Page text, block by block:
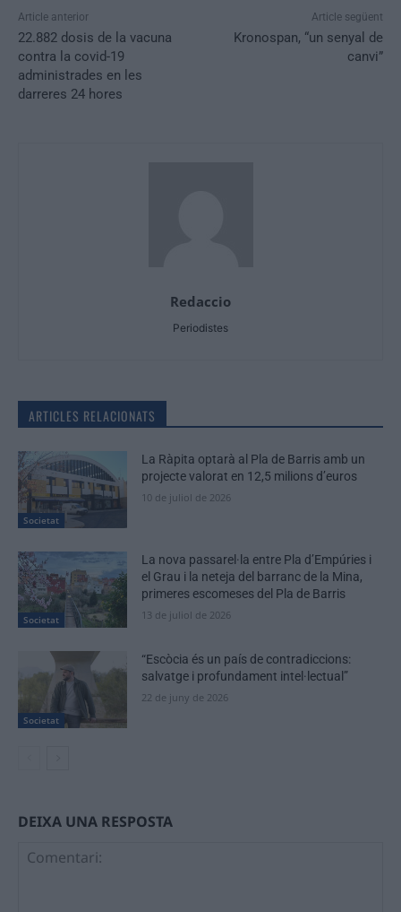
Article anterior
22.882 dosis de la vacuna
contra la covid-19
administrades en les
darreres 24 hores
Article següent
Kronospan, “un senyal de
canvi”
Redaccio
Periodistes
ARTICLES RELACIONATS
Societat
La Ràpita optarà al Pla de Barris amb un
projecte valorat en 12,5 milions d’euros
10 de juliol de 2026
Societat
La nova passarel·la entre Pla d’Empúries i
el Grau i la neteja del barranc de la Mina,
primeres escomeses del Pla de Barris
13 de juliol de 2026
Societat
“Escòcia és un país de contradiccions:
salvatge i profundament intel·lectual”
22 de juny de 2026
DEIXA UNA RESPOSTA